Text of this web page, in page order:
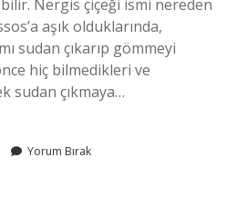
Nergis çiçeği ismi nereden
aşık olduklarında,
sudan çıkarıp gömmeyi
hiç bilmedikleri ve
sudan çıkmaya…
Yorum Bırak